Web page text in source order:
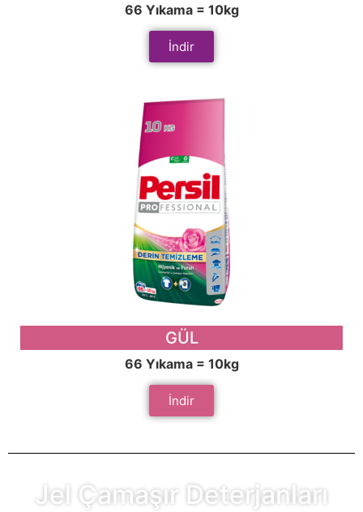
66 Yıkama = 10kg
İndir
GÜL
66 Yıkama = 10kg
İndir
Jel Çamaşır Deterjanları